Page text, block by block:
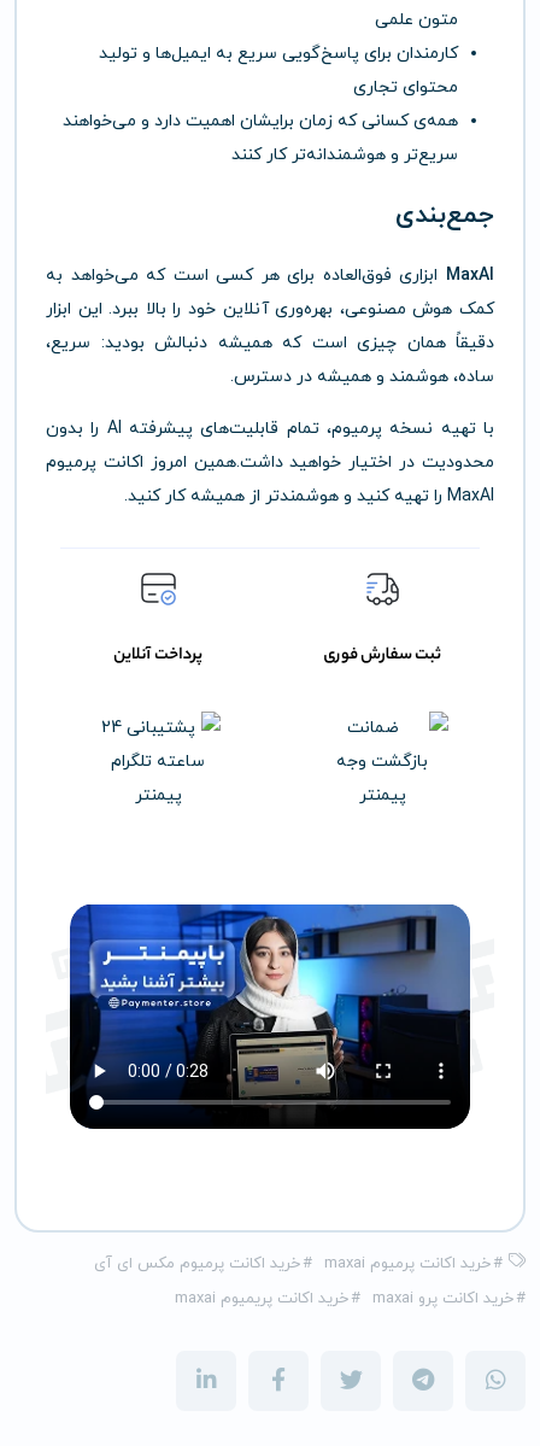
متون علمی
کارمندان برای پاسخ‌گویی سریع به ایمیل‌ها و تولید
محتوای تجاری
همه‌ی کسانی که زمان برایشان اهمیت دارد و می‌خواهند
سریع‌تر و هوشمندانه‌تر کار کنند
جمع‌بندی
MaxAI ابزاری فوق‌العاده برای هر کسی است که می‌خواهد به
کمک هوش مصنوعی، بهره‌وری آنلاین خود را بالا ببرد. این ابزار
دقیقاً همان چیزی است که همیشه دنبالش بودید: سریع،
ساده، هوشمند و همیشه در دسترس.
با تهیه نسخه پرمیوم، تمام قابلیت‌های پیشرفته AI را بدون
محدودیت در اختیار خواهید داشت.همین امروز اکانت پرمیوم
MaxAI را تهیه کنید و هوشمندتر از همیشه کار کنید.
#خرید اکانت پرمیوم maxai #خرید اکانت پرمیوم مکس ای آی
#خرید اکانت پرو maxai #خرید اکانت پریمیوم maxai